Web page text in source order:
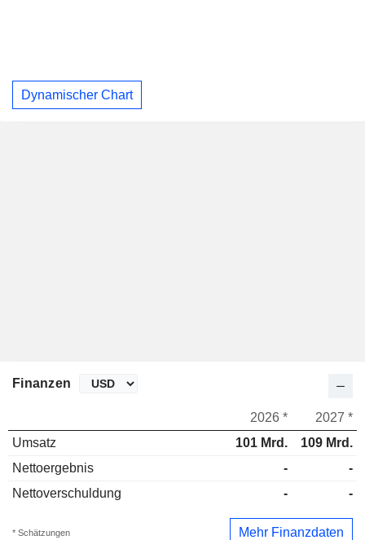
Dynamischer Chart
Finanzen
2026 *
2027 *
Umsatz
101 Mrd.
109 Mrd.
Nettoergebnis
-
-
Nettoverschuldung
- -
* Schätzungen Mehr Finanzdaten